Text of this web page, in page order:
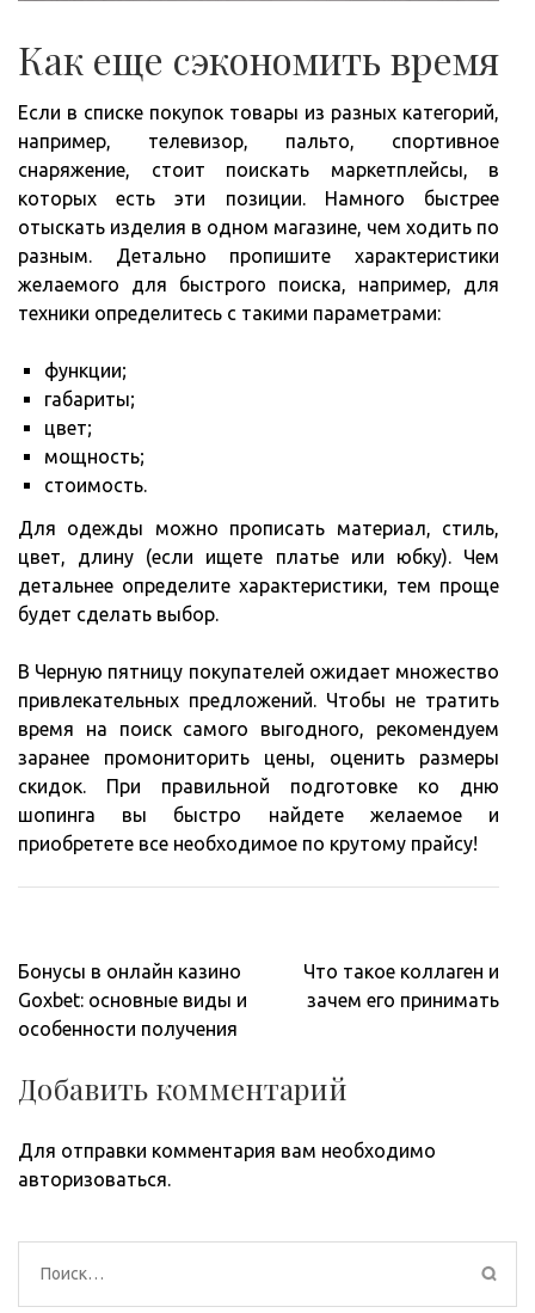
Как еще сэкономить время
Если в списке покупок товары из разных категорий,
например, телевизор, пальто, спортивное
снаряжение, стоит поискать маркетплейсы, в
которых есть эти позиции. Намного быстрее
отыскать изделия в одном магазине, чем ходить по
разным. Детально пропишите характеристики
желаемого для быстрого поиска, например, для
техники определитесь с такими параметрами:
функции;
габариты;
цвет;
мощность;
стоимость.
Для одежды можно прописать материал, стиль,
цвет, длину (если ищете платье или юбку). Чем
детальнее определите характеристики, тем проще
будет сделать выбор.
В Черную пятницу покупателей ожидает множество
привлекательных предложений. Чтобы не тратить
время на поиск самого выгодного, рекомендуем
заранее промониторить цены, оценить размеры
скидок. При правильной подготовке ко дню
шопинга вы быстро найдете желаемое и
приобретете все необходимое по крутому прайсу!
Навигация
по
записям
Бонусы в онлайн казино
Goxbet: основные виды и
особенности получения
Что такое коллаген и
зачем его принимать
Добавить комментарий
Для отправки комментария вам необходимо
авторизоваться
Найти: